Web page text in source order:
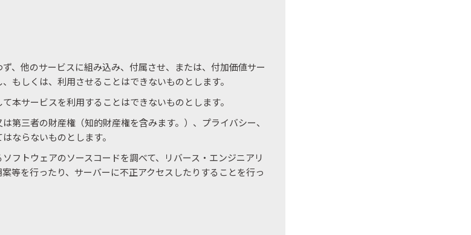
、他のサービスに組み込み、付属させ、または、付加価値サー
もしくは、利用させることはできないものとします。
本サービスを利用することはできないものとします。
第三者の財産権（知的財産権を含みます。）、プライバシー、
ならないものとします。
フトウェアのソースコードを調べて、リバース・エンジニアリ
等を行ったり、サーバーに不正アクセスしたりすることを行っ